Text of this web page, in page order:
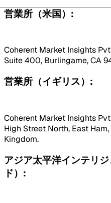
営業所（米国）:
Coherent Market Insights
Suite 400, Burlingame, CA
営業所（イギリス）:
Coherent Market Insights Pvt
High Street North, East
Kingdom.
アジア太平洋インテリ
ド）: